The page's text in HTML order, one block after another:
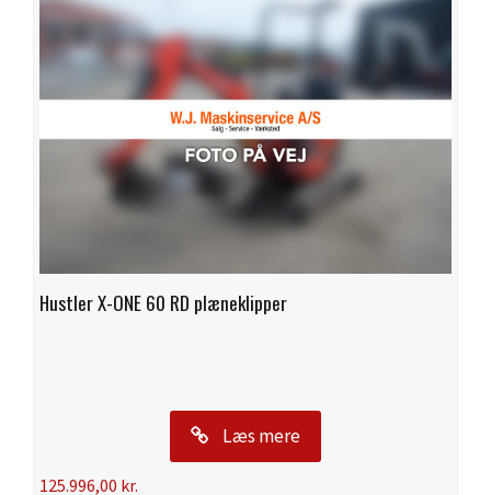
Hustler X-ONE 60 RD plæneklipper
Læs mere
125.996,00 kr.